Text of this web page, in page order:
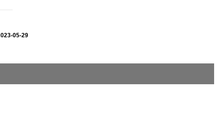
05-29